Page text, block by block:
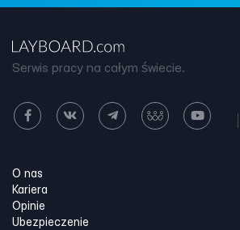
Serwis pracy na całym świecie.
O nas
Kariera
Opinie
Ubezpieczenie